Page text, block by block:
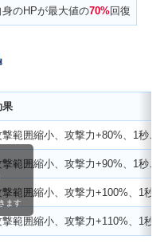
身のHPが最大値の70%回復
果
撃範囲縮小、攻撃力+80%、1秒
撃範囲縮小、攻撃力+90%、1秒
撃範囲縮小、攻撃力+100%、1秒
撃範囲縮小、攻撃力+110%、1秒
ます